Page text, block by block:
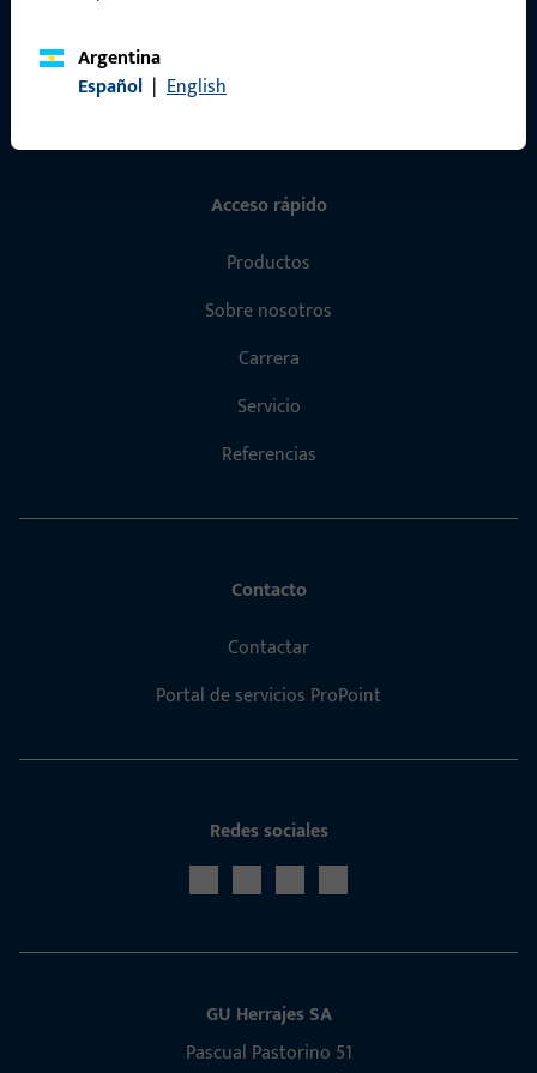
Argentina
Español | English
Condiciones generales
Acceso rápido
Productos
Sobre nosotros
Carrera
Servicio
Referencias
Contacto
Contactar
Portal de servicios ProPoint
Redes sociales
GU Herrajes SA
Pascual Pastorino 51